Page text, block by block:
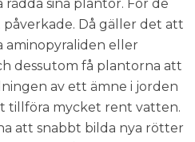
sina plantor. För de
påverkade. Då gäller det att
aminopyraliden eller
dessutom få plantorna att
av ett ämne i jorden
tillföra mycket rent vatten.
att snabbt bilda nya rötter